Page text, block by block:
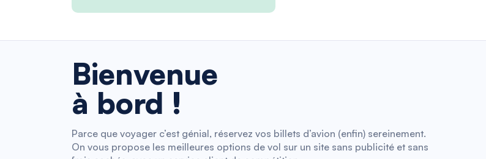
Bienvenue
à bord !
Parce que voyager c’est génial, réservez vos billets d’avion (enfin) sereinement.
On vous propose les meilleures options de vol sur un site sans publicité et sans